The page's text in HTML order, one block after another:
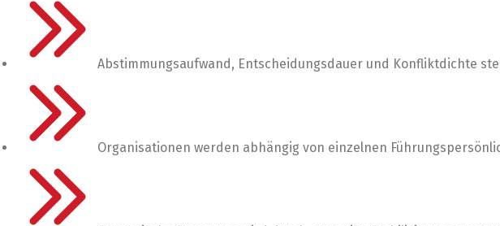
Abstimmungsaufwand, Entscheidungsdauer und Konfliktdichte
Organisationen werden abhängig von einzelnen